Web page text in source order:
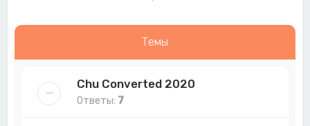
Темы
Chu Converted 2020
Ответы: 7